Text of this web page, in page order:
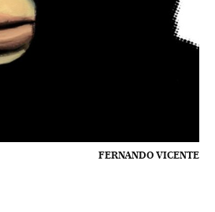
FERNANDO VICENTE